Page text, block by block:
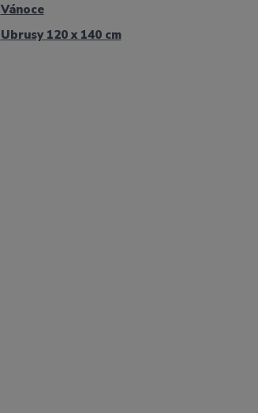
Vánoce
Ubrusy 120 x 140 cm